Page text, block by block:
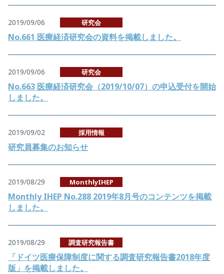
2019/09/06 研究会
No.661 医療経済研究会の資料を掲載しました。
2019/09/06 研究会
No.663 医療経済研究会（2019/10/07）の申込受付を開始
しました。
2019/09/02 採用情報
研究員募集のお知らせ
2019/08/29 MonthlyIHEP
Monthly IHEP No.288 2019年8月号のコンテンツを掲載
しました。
2019/08/29 調査研究報告書
「ドイツ医療保障制度に関する調査研究報告書2018年度
版」を掲載しました。